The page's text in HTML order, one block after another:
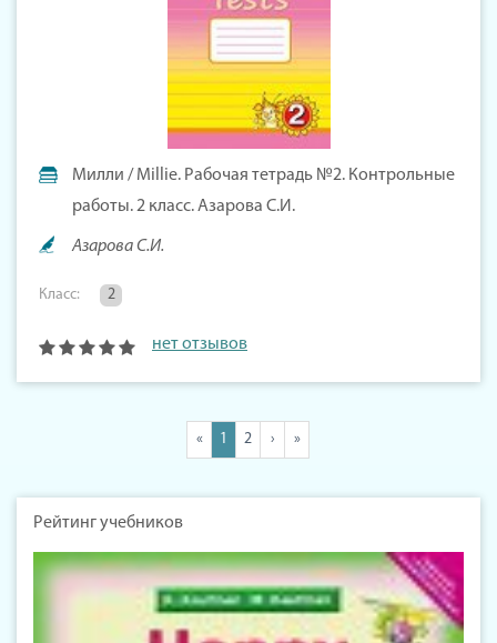
Милли / Millie. Рабочая тетрадь №2. Контрольные
работы. 2 класс. Азарова С.И.
Азарова С.И.
Класс: 2
нет отзывов
« 1 2 › »
Рейтинг учебников